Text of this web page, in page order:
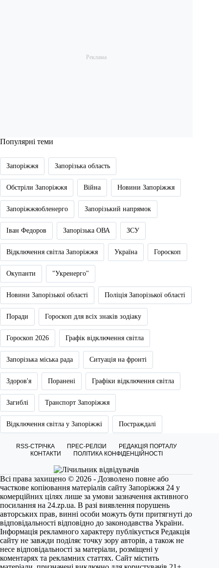
Популярні теми
Запоріжжя Запорізька область
Обстріли Запоріжжя Війна Новини Запоріжжя
Запоріжжяобленерго Запорізький напрямок
Іван Федоров Запорізька ОВА ЗСУ
Відключення світла Запоріжжя Україна Гороскоп
Окупанти "Укренерго"
Новини Запорізької області Поліція Запорізької області
Поради Гороскоп для всіх знаків зодіаку
Гороскоп 2026 Графік відключення світла
Запорізька міська рада Ситуація на фронті
Здоров'я Поранені Графіки відключення світла
Загиблі Транспорт Запоріжжя
Відключення світла у Запоріжжі Постраждалі
RSS-СТРІЧКА ПРЕС-РЕЛІЗИ
РЕДАКЦІЯ ПОРТАЛУ
КОНТАКТИ
ПОЛІТИКА КОНФІДЕНЦІЙНОСТІ
Всі права захищено © 2026 - Дозволено повне або
часткове копіювання матеріалів сайту Запоріжжя 24 у
комерційних цілях лише за умови зазначення активного
посилання на 24.zp.ua. В разі виявлення порушень
авторських прав, винні особи можуть бути притягнуті до
відповідальності відповідно до законодавства України.
Інформація рекламного характеру публікується Редакція
сайту не завжди поділяє точку зору авторів, а також не
несе відповідальності за матеріали, розміщені у
коментарях та рекламних статтях. Сайт містить